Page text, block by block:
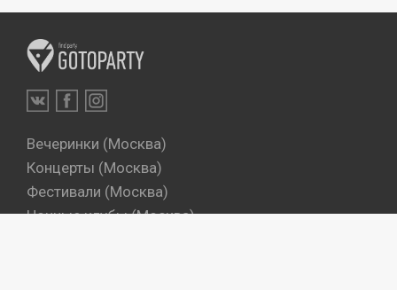
Вечеринки (Москва)
Концерты (Москва)
Фестивали (Москва)
Ночные клубы (Москва)